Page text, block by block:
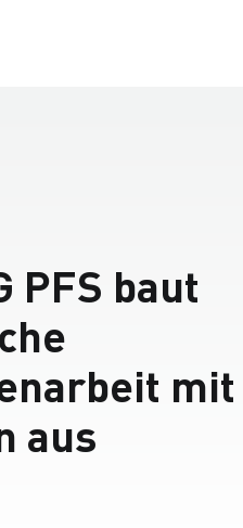
PFS baut
mit
aus